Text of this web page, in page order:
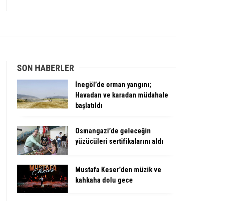
SON HABERLER
İnegöl’de orman yangını;
Havadan ve karadan müdahale
başlatıldı
Osmangazi’de geleceğin
yüzücüleri sertifikalarını aldı
Mustafa Keser’den müzik ve
kahkaha dolu gece